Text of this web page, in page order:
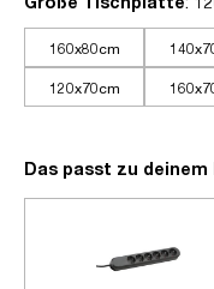
160x80cm
120x70cm
Das passt zu deinem